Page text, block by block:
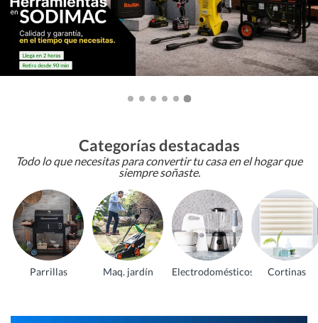
Categorías destacadas
Todo lo que necesitas para convertir tu casa en el hogar que
siempre soñaste.
Parrillas Maq. jardín Electrodomésticos Cortinas